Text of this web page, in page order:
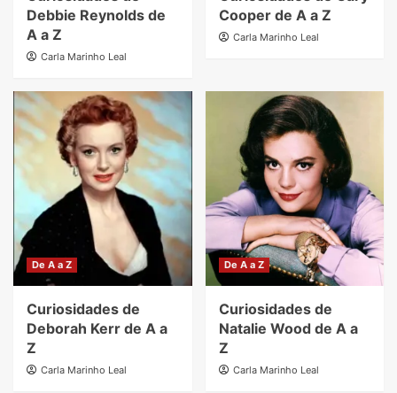
Debbie Reynolds de
A a Z
Carla Marinho Leal
Cooper de A a Z
Carla Marinho Leal
De A a Z
Curiosidades de
Deborah Kerr de A a
Z
Carla Marinho Leal
De A a Z
Curiosidades de
Natalie Wood de A a
Z
Carla Marinho Leal